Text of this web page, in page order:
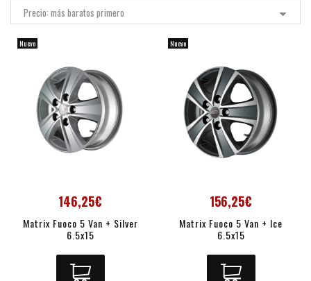
Precio: más baratos primero
Nuevo
146,25€
Matrix Fuoco 5 Van + Silver
6.5x15
Nuevo
156,25€
Matrix Fuoco 5 Van + Ice
6.5x15